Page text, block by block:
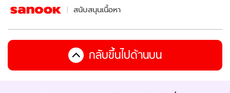
สนับสนุนเนื้อหา
กลับขึ้นไปด้านบน